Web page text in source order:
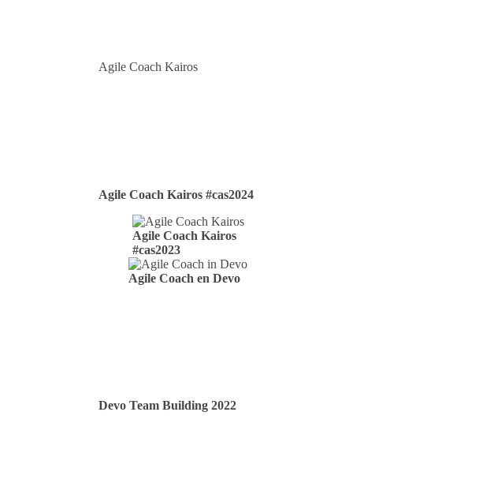
Agile Coach Kairos
Agile Coach Kairos #cas2024
Agile Coach Kairos
#cas2023
Agile Coach en Devo
Devo Team Building 2022